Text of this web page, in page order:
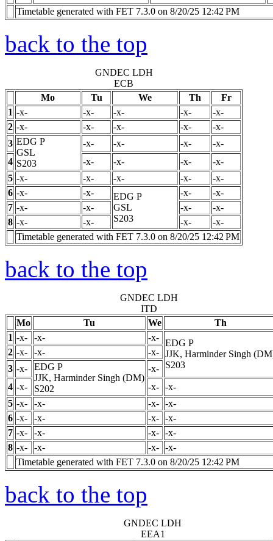
Timetable generated with FET 7.3.0 on 8/20/25 12:42 PM
back to the top
GNDEC LDH
ECB
Mo
Tu We Th
Fr
1 -x- -x- -x- -x-
-x-
2 -x- -x- -x- -x-
-x-
3 EDG P
GSL
S203
-x- -x- -x-
-x-
4
-x- -x- -x-
-x-
5 -x- -x- -x- -x-
-x-
6 -x- -x- EDG P
GSL
S203
-x-
-x-
7 -x- -x- -x-
-x-
8 -x- -x- -x-
-x-
Timetable generated with FET 7.3.0 on 8/20/25 12:42 PM
back to the top
GNDEC LDH
ITD
Mo
Tu We
Th
1 -x- -x- -x-
EDG P
JJK, Harminder Singh
S203
2 -x- -x-
-x-
3 -x- EDG P
JJK, Harminder Singh (DM)
S202
-x-
4 -x- -x- -x-
5 -x- -x- -x- -x-
6 -x- -x- -x- -x-
7 -x- -x- -x- -x-
8 -x- -x- -x- -x-
Timetable generated with FET 7.3.0 on 8/20/25 12:42 PM
back to the top
GNDEC LDH
EEA1